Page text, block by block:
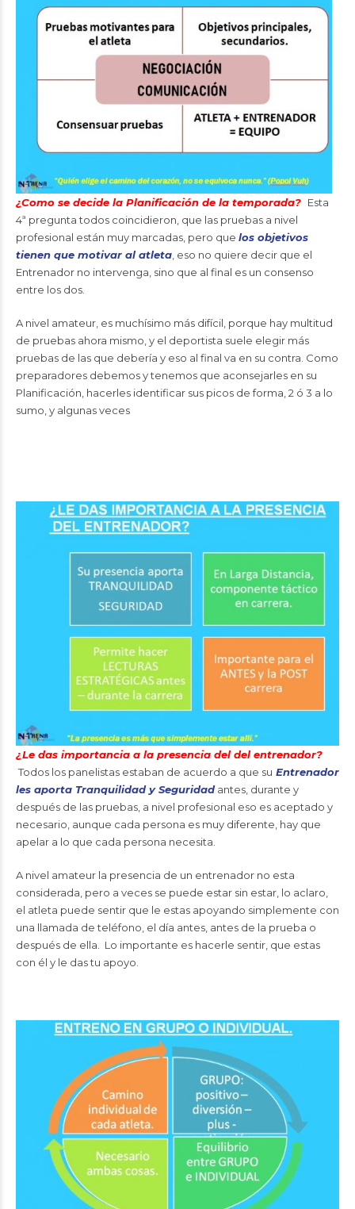
¿Como se decide la Planificación de la temporada? Esta
4ª pregunta todos coincidieron, que las pruebas a nivel
profesional están muy marcadas, pero que los objetivos
tienen que motivar al atleta , eso no quiere decir que el
Entrenador no intervenga, sino que al final es un consenso
entre los dos.
A nivel amateur, es muchísimo más difícil, porque hay multitud
de pruebas ahora mismo, y el deportista suele elegir más
pruebas de las que debería y eso al final va en su contra. Como
preparadores debemos y tenemos que aconsejarles en su
Planificación, hacerles identificar sus picos de forma, 2 ó 3 a lo
sumo, y algunas veces
¿Le das importancia a la presencia del del entrenador?
Todos los panelistas estaban de acuerdo a que su Entrenador
les aporta Tranquilidad y Seguridadantes, durante y
después de las pruebas, a nivel profesional eso es aceptado y
necesario, aunque cada persona es muy diferente, hay que
apelar a lo que cada persona necesita.
A nivel amateur la presencia de un entrenador no esta
considerada, pero a veces se puede estar sin estar, lo aclaro,
el atleta puede sentir que le estas apoyando simplemente con
una llamada de teléfono, el día antes, antes de la prueba o
después de ella. Lo importante es hacerle sentir, que estas
con él y le das tu apoyo.